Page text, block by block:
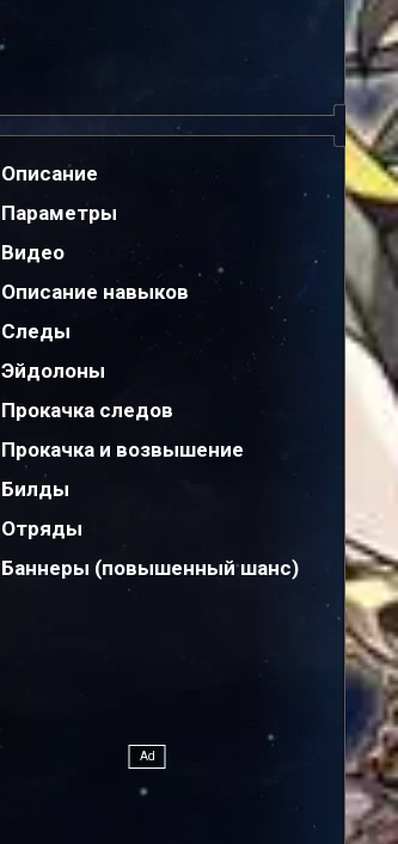
Описание
Параметры
Видео
Описание навыков
Следы
Эйдолоны
Прокачка следов
Прокачка и возвышение
Билды
Отряды
Баннеры (повышенный шанс)